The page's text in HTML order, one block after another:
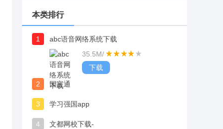
本类排行
1
abc语音网络系统下载
35.5M/
下载
2 园宝通
3 学习强国app
4 文都网校下载-